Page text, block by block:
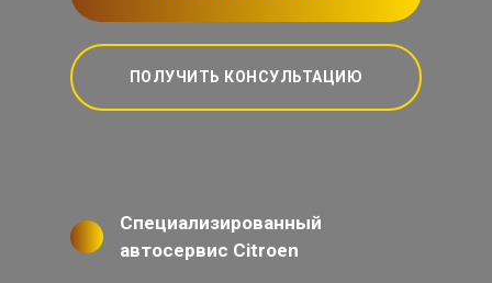
ПОЛУЧИТЬ КОНСУЛЬТАЦИЮ
Специализированный
автосервис Citroen